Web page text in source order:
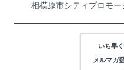
相模原市シティプロモー
いち早
メルマガ